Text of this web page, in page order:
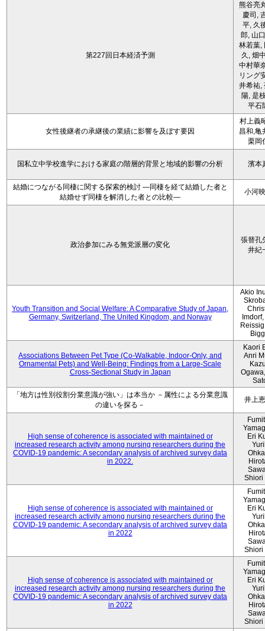
第227回日本経済予測
熊谷亮
慶司,
平, 久
郎, 山
林若葉,
久, 畑
中村華
リング
井希祐,
陽, 是
平石
女性後継者の承継後の業績に影響を及ぼす要因
村上義
昌和,亀
栗岡
国私立中学校進学における家庭の階層的背景と地域的影響の分析 濱本
結婚につながる同棲に関する探索的検討 ―同棲を経て結婚した者と
結婚せず同棲を解消した者との比較―
小河
政治参加にみる無党派層の変化
張替孔
井紀
Youth Transition and Social Welfare: A Comparative Study of Japan,
Germany, Switzerland, The United Kingdom, and Norway
Akio
Associations Between Pet Type (Co-Walkable, Indoor-Only, and
Ornamental Pets) and Well-Being: Findings from a Large-Scale
Cross-Sectional Study in Japan
Kaori
Anri
「地方は性別役割分業意識が強い」は本当か －属性による分業意識
の違いを探る－
井上
High sense of coherence is associated with maintained or
increased research activity among nursing researchers during the
COVID-19 pandemic: A secondary analysis of archived survey data
in 2022.
Eri
Shiori
High sense of coherence is associated with maintained or
increased research activity among nursing researchers during the
COVID-19 pandemic: A secondary analysis of archived survey data
in 2022
Eri
Shiori
High sense of coherence is associated with maintained or
increased research activity among nursing researchers during the
COVID-19 pandemic: A secondary analysis of archived survey data
in 2022
Eri
Shiori